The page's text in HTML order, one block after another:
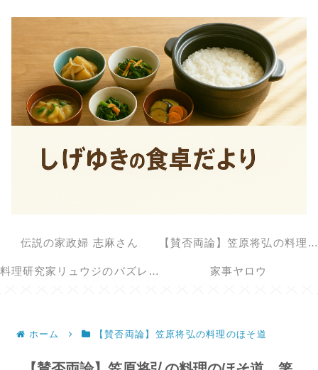
伝説の家政婦 志麻さん 【賛否両論】笠原将弘の料理のほそ道
料理研究家リュウジのバズレシピ 家事ヤロウ
ホーム 【賛否両論】笠原将弘の料理のほそ道